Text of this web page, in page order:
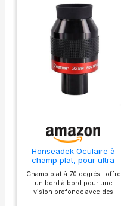
Honseadek Oculaire à
champ plat, pour ultra
grand angle de 70
degrés, lentille
parfocale, oculaire
astronomique de 3,2 cm,
Champ plat à 70 degrés : offre
un bord à bord pour une
vision profonde avec des